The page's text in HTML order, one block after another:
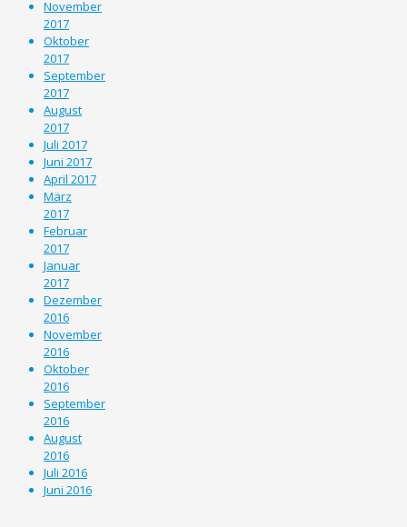
November
2017
Oktober
2017
September
2017
August
2017
Juli 2017
Juni 2017
April 2017
März
2017
Februar
2017
Januar
2017
Dezember
2016
November
2016
Oktober
2016
September
2016
August
2016
Juli 2016
Juni 2016